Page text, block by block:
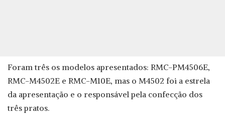
Foram três os modelos apresentados: RMC-PM4506E,
RMC-M4502E e RMC-M10E, mas o M4502 foi a estrela
da apresentação e o responsável pela confecção dos
três pratos.